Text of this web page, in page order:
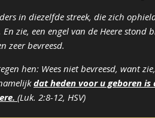
in diezelfde streek, die zich
zie, een engel van de Heere stond
zeer bevreesd.
hen: Wees niet bevreesd, want
dat heden voor u geboren
(Luk. 2:8-12, HSV)